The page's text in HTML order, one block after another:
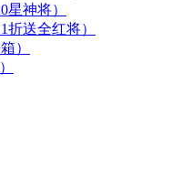
神将）
送全红将）
）